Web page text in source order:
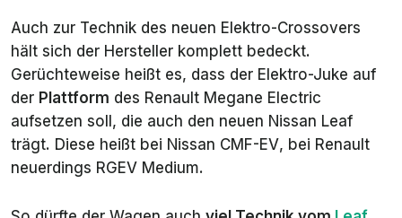
Auch zur Technik des neuen Elektro-Crossovers
hält sich der Hersteller komplett bedeckt.
Gerüchteweise heißt es, dass der Elektro-Juke auf
der Plattform des Renault Megane Electric
aufsetzen soll, die auch den neuen Nissan Leaf
trägt. Diese heißt bei Nissan CMF-EV, bei Renault
neuerdings RGEV Medium.